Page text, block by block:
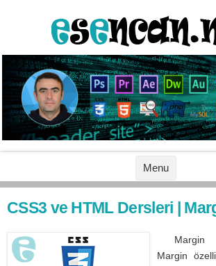
Menu
CSS3 ve HTML Dersleri |
Margin
Margin